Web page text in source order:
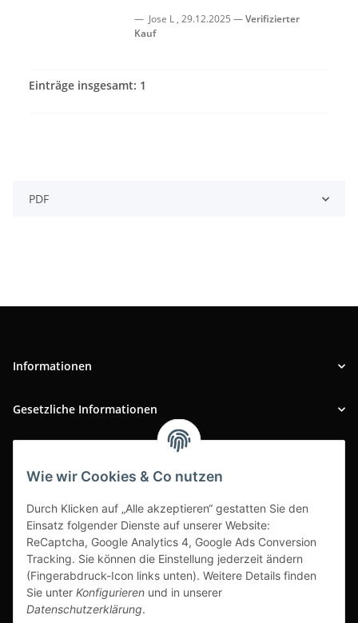
Wie wir Cookies & Co nutzen
Durch Klicken auf „Alle akzeptieren“ gestatten Sie den
Einsatz folgender Dienste auf unserer Website:
ReCaptcha, Google Analytics 4, Google Ads Conversion
Tracking. Sie können die Einstellung jederzeit ändern
(Fingerabdruck-Icon links unten). Weitere Details finden
Sie unter Konfigurieren und in unserer
Datenschutzerklärung.
Jose L , 29.12.2025
Verifizierter
Kauf
Einträge insgesamt: 1
PDF
Informationen
Gesetzliche Informationen